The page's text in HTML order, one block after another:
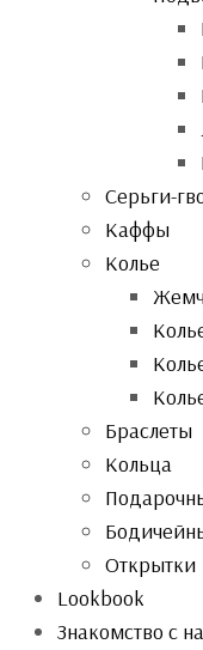
Серьги-
Каффы
Колье
Браслеты
Кольца
Открытки
Lookbook
Знакомство с